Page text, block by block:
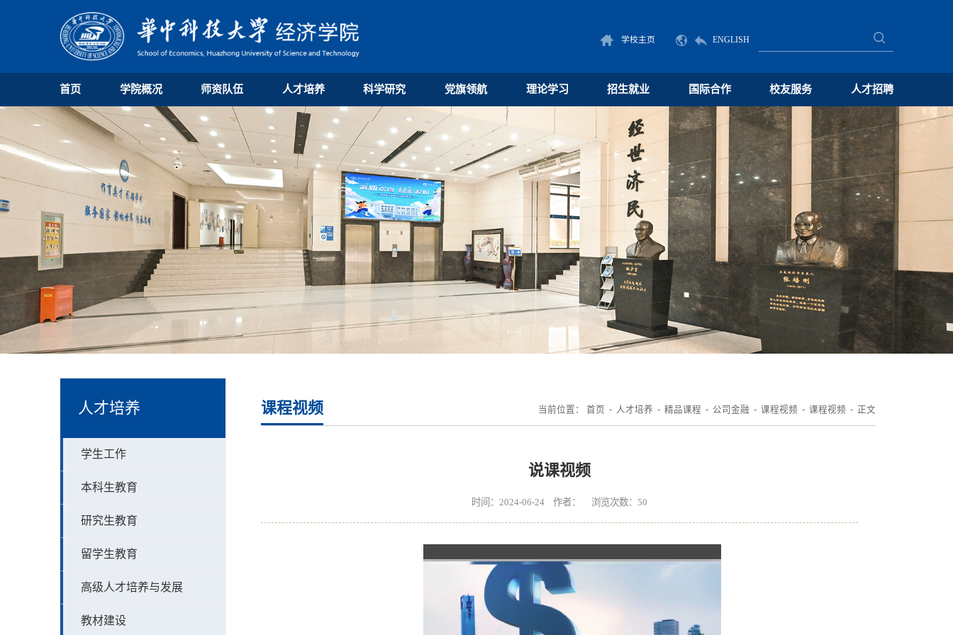
学校主页 ENGLISH
首页 学院概况 师资队伍 人才培养 科学研究 党旗领航 理论学习 招生就业 国际合作 校友服务 人才招聘
人才培养
学生工作
本科生教育
研究生教育
留学生教育
高级人才培养与发展
教材建设
课程视频 当前位置： 首页 - 人才培养 - 精品课程 - 公司金融 - 课程视频 - 课程视频 - 正文
说课视频
时间：2024-06-24 作者： 浏览次数： 50